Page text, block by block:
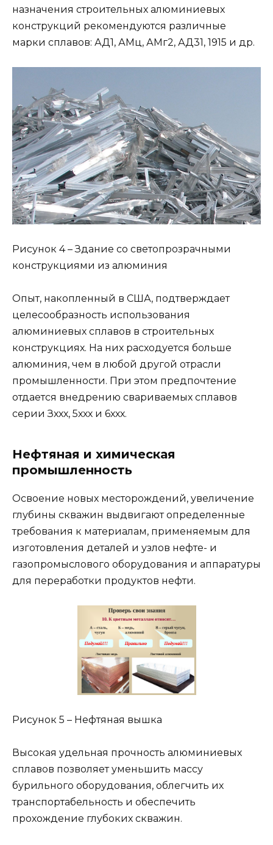
назначения строительных алюминиевых
конструкций рекомендуются различные
марки сплавов: АД1, АМц, АМг2, АД31, 1915 и др.
Рисунок 4 – Здание со светопрозрачными
конструкциями из алюминия
Опыт, накопленный в США, подтверждает
целесообразность использования
алюминиевых сплавов в строительных
конструкциях. На них расходуется больше
алюминия, чем в любой другой отрасли
промышленности. При этом предпочтение
отдается внедрению свариваемых сплавов
серии Зххх, 5ххх и 6ххх.
Нефтяная и химическая
промышленность
Освоение новых месторождений, увеличение
глубины скважин выдвигают определенные
требования к материалам, применяемым для
изготовления деталей и узлов нефте- и
газопромыслового оборудования и аппаратуры
для переработки продуктов нефти.
Рисунок 5 – Нефтяная вышка
Высокая удельная прочность алюминиевых
сплавов позволяет уменьшить массу
бурильного оборудования, облегчить их
транспортабельность и обеспечить
прохождение глубоких скважин.